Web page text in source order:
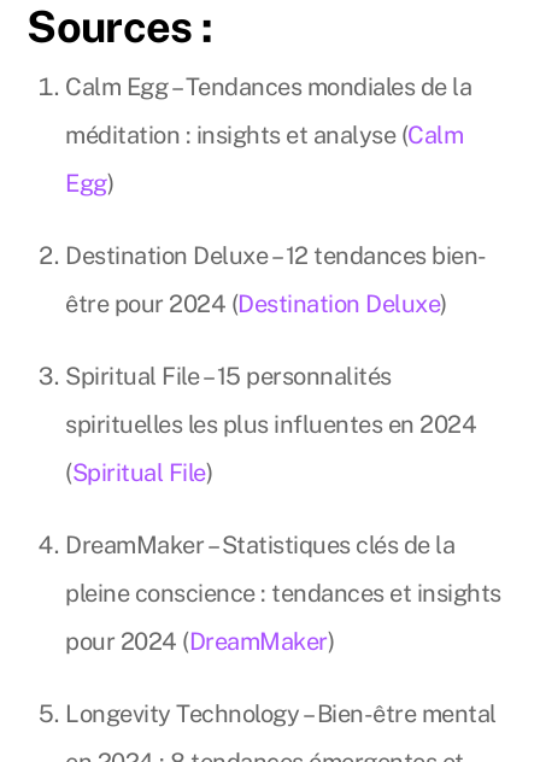
Sources :
Calm Egg – Tendances mondiales de la
méditation : insights et analyse (Calm
Egg)
Destination Deluxe – 12 tendances bien-
être pour 2024 (Destination Deluxe)
Spiritual File – 15 personnalités
spirituelles les plus influentes en 2024
(Spiritual File)
DreamMaker – Statistiques clés de la
pleine conscience : tendances et insights
pour 2024 (DreamMaker)
Longevity Technology – Bien-être mental